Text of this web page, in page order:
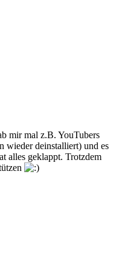
mir mal z.B. YouTubers
wieder deinstalliert) und es
alles geklappt. Trotzdem